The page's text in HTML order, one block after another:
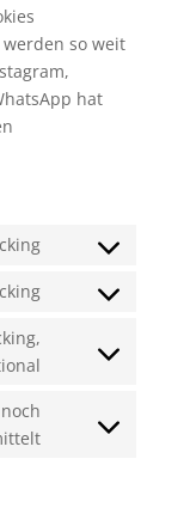
so weit
hat
Consent
Consent
service
Consent
service
Consent